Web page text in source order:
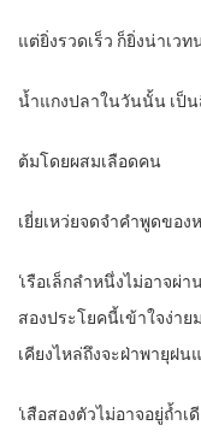
แต่ยิ่งรวดเร็ว ก็ยิ่งน่าเวท
น้ำแกงปลาในวันนั้น เป็
ต้มโดยผสมเลือดคน
เยี่ยเหว่ยจดจำคำพูดขอ
‘เรือเล็กลำหนึ่งไม่อาจผ่
สองประโยคนี้เข้าใจง่า
เคียงไหล่ถึงจะฝ่าพายุฝ
‘เสือสองตัวไม่อาจอยู่ถ้ำ